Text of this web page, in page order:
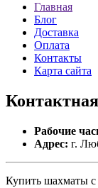
Главная
Блог
Доставка
Оплата
Контакты
Карта сайта
Контактная
Рабочие
Адрес: г.
Купить шахматы с